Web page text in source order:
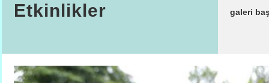
Etkinlikler galeri